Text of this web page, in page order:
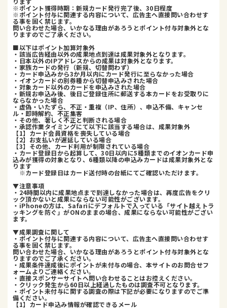
※ポイント獲得時期：新規カード発行完了後、30日程度
※ポイント付与に関連する内容について、広告主へ直接問い合わせす
る事を固く禁じます。
問い合わせた場合、いかなる理由があろうとポイント付与対象外とな
りますのでご了承ください。
■以下はポイント加算対象外
・該当広告経由以外の成果地点到達は成果対象外となります。
・日本以外のIPアドレスからの成果は対象外となります。
・家族カードの発行（新規、切替問わず）
・カード申込みから3か月以内にカード発行に至らなかった場合
・イオンカードの別券種から切替申込みされた場合
・対象カード以外のカードを申込みされた場合
・新規お申込み後、後日ご登録住所に郵送する本カードをお受取りに
ならなかった場合
・虚偽・いたずら、不正・重複（IP、住所）、申込不備、キャンセ
ル・即時解約、不正集客
・その他、著しく不正と判断される場合
・承認作業タイミングにて以下に該当する場合は、成果対象外
【1】カード会員資格を喪失している場合
【2】お支払いが遅延している場合
【3】その他、カード利用が制限されている場合
・カード登録日から起算して、30日以内に5種類までのイオンカード申
込みが獲得の対象となり、6種類以降の申込みカードは成果対象外とな
ります
※カード登録日はカード送付時の台紙にてご確認いただけます。
▼注意事項
・24時間以内に成果地点まで到達しなかった場合は、再度広告をクリ
ック頂かないと成果にならない可能性がございます。
・iPhoneの方は、Safariにデフォルトで入っている「サイト越えトラ
ッキングを防ぐ」がONのままの場合、成果にならない可能性がござい
ます。
▼成果調査に関して
・ポイント付与に関連する内容について、広告主へ直接問い合わせす
る事を固く禁じます。
問い合わせた場合、いかなる理由があろうとポイント付与対象外とな
りますのでご了承ください。
・成果条件達成後にポイントが未付与の場合、本サイトのお問合せフ
ォームよりご連絡ください。
・直接スポンサーサイトへ問い合わせることはお控えください。
・クリック発生から60日以上経過したものは調査不可となります。
・ポイント未付与に関する調査の際は下記が必要になりますのでご準
備ください。
【1】カード申込み情報が確認できるメール